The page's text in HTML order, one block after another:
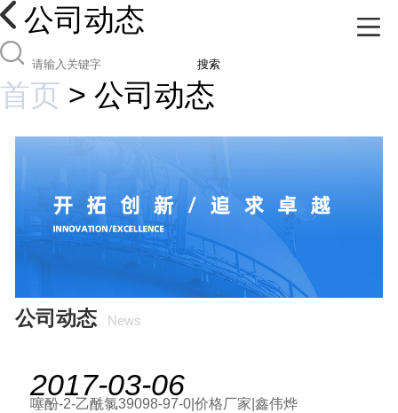
公司动态
搜索
首页 > 公司动态
公司动态 News
2017-03-06
噻酚-2-乙酰氯39098-97-0|价格厂家|鑫伟烨